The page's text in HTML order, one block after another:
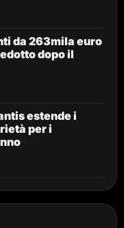
da 263mila euro
dopo il
estende i
per i